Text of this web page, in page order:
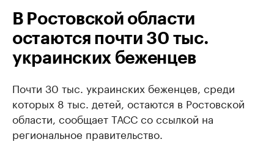
В Ростовской области
остаются почти 30 тыс.
украинских беженцев
Почти 30 тыс. украинских беженцев, среди
которых 8 тыс. детей, остаются в Ростовской
области, сообщает ТАСС со ссылкой на
региональное правительство.